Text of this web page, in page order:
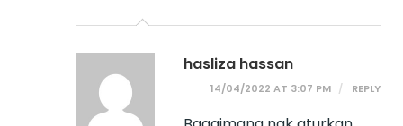
hasliza hassan
14/04/2022 AT 3:07 PM REPLY